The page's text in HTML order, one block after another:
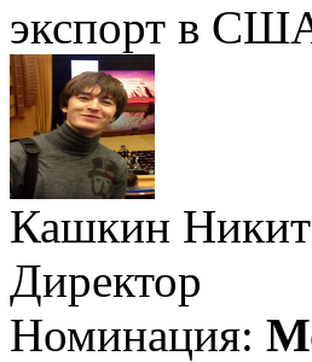
экспорт в
Кашкин
Директор
Номинация: